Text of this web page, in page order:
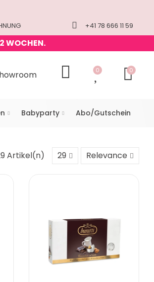
+41 78 666 11 59
WOCHEN.
0 0
Babyparty Abo/Gutschein
Artikel(n) 29 Relevance